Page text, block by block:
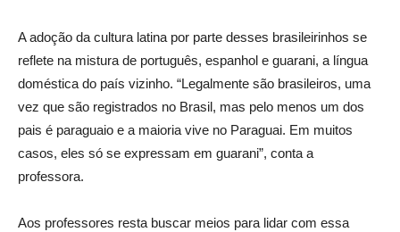
A adoção da cultura latina por parte desses brasileirinhos se
reflete na mistura de português, espanhol e guarani, a língua
doméstica do país vizinho. “Legalmente são brasileiros, uma
vez que são registrados no Brasil, mas pelo menos um dos
pais é paraguaio e a maioria vive no Paraguai. Em muitos
casos, eles só se expressam em guarani”, conta a
professora.
Aos professores resta buscar meios para lidar com essa